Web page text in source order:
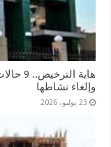
هاية
وإلغاء نشاطها
23 يوليو، 2026